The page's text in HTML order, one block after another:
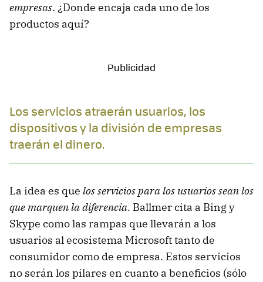
empresas. ¿Donde encaja cada uno de los
productos aquí?
Los servicios atraerán usuarios, los
dispositivos y la división de empresas
traerán el dinero.
La idea es que los servicios para los usuarios sean los
que marquen la diferencia. Ballmer cita a Bing y
Skype como las rampas que llevarán a los
usuarios al ecosistema Microsoft tanto de
consumidor como de empresa. Estos servicios
no serán los pilares en cuanto a beneficios (sólo